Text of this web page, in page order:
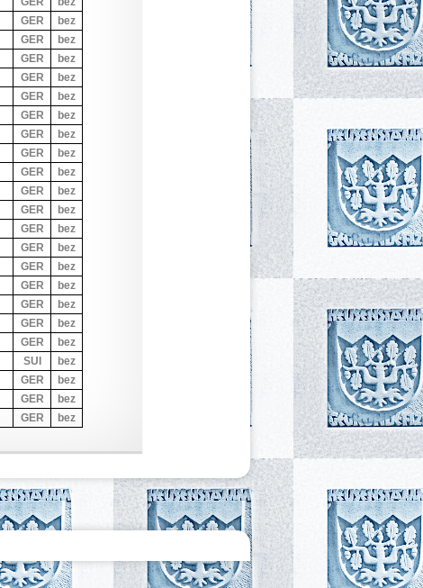
GER
bez
GER
bez
GER
bez
GER
bez
GER
bez
GER
bez
GER
bez
GER
bez
GER
bez
GER
bez
GER
bez
GER
bez
GER
bez
GER
bez
GER
bez
GER
bez
GER
bez
GER
bez
SUI
bez
GER
bez
GER
bez
GER bez